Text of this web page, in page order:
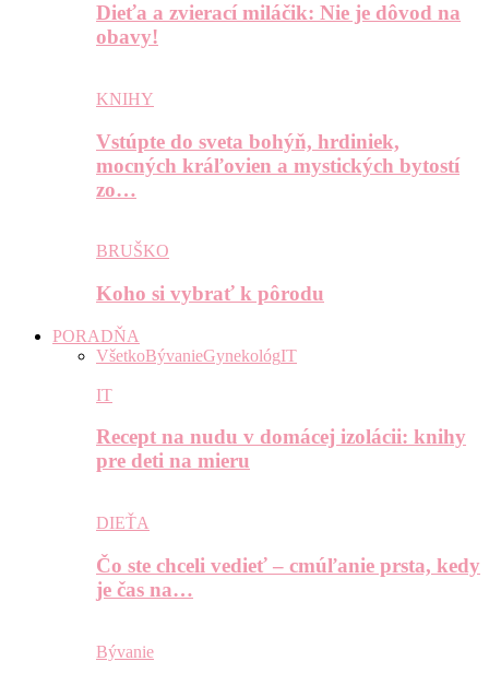
Dieťa a zvierací miláčik: Nie je dôvod na
obavy!
KNIHY
Vstúpte do sveta bohýň, hrdiniek,
mocných kráľovien a mystických bytostí
zo…
BRUŠKO
Koho si vybrať k pôrodu
PORADŇA
VšetkoBývanieGynekológIT
IT
Recept na nudu v domácej izolácii: knihy
pre deti na mieru
DIEŤA
Čo ste chceli vedieť – cmúľanie prsta, kedy
je čas na…
Bývanie